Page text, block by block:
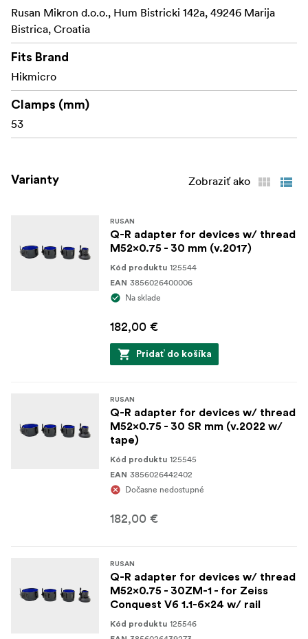
Rusan Mikron d.o.o., Hum Bistricki 142a, 49246 Marija
Bistrica, Croatia
Fits Brand
Hikmicro
Clamps (mm)
53
Varianty Zobraziť ako
RUSAN
Q-R adapter for devices w/ thread
M52x0.75 - 30 mm (v.2017)
Kód produktu 125544
EAN 3856026400006
Na sklade
182,00 €
Pridať do košíka
RUSAN
Q-R adapter for devices w/ thread
M52x0.75 - 30 SR mm (v.2022 w/
tape)
Kód produktu 125545
EAN 3856026442402
Dočasne nedostupné
182,00 €
RUSAN
Q-R adapter for devices w/ thread
M52x0.75 - 30ZM-1 - for Zeiss
Conquest V6 1.1-6x24 w/ rail
Kód produktu 125546